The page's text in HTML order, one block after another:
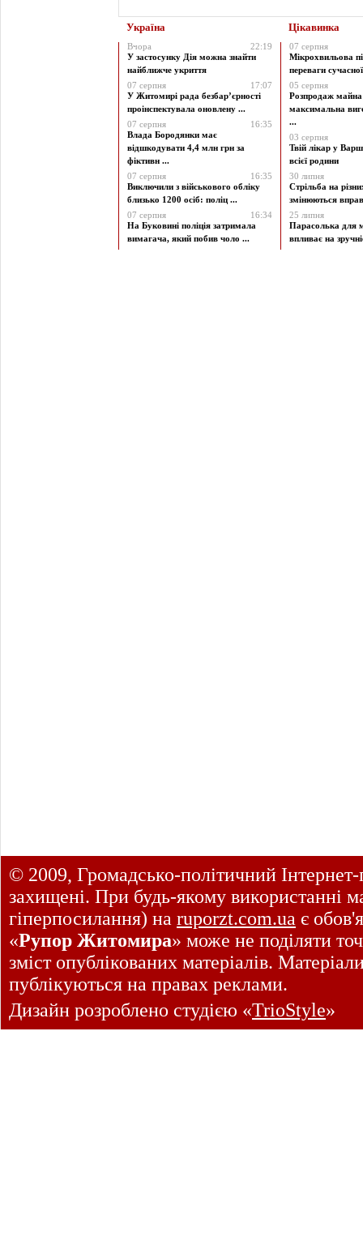
Україна Цікавинка
Вчора
22:19
У застосунку Дія можна знайти
найближче укриття
07 серпня
17:07
У Житомирі рада безбар’єрності
проінспектувала оновлену ...
07 серпня
16:35
Влада Бородянки має
відшкодувати 4,4 млн грн за
фіктивн ...
07 серпня
16:35
Виключили з військового обліку
близько 1200 осіб: поліц ...
07 серпня
16:34
На Буковині поліція затримала
вимагача, який побив чоло ...
07 серпня
Мікрохвильова
переваги
05 серпня
Розпродаж майна
максимальна
...
03 серпня
Твій лікар у
всієї родини
30 липня
Стрільба на
змінюються
25 липня
Парасолька для
впливає на
© 2009, Громадсько-політичний
захищені. При будь-якому використанні
гіперпосилання) на ruporzt.com.ua є
«Рупор Житомира» може не поділяти
зміст опублікованих матеріалів.
публікуються на правах реклами.
Дизайн розроблено студією «TrioStyle»